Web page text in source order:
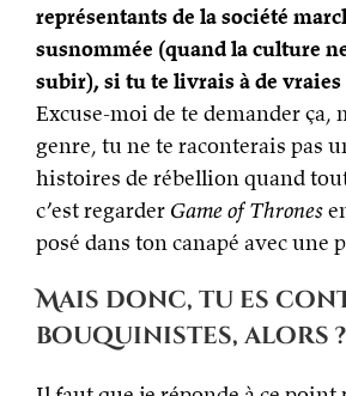
représentants de la société
susnommée (quand la culture
subir), si tu te livrais à de vraies
Excuse-moi de te demander ça,
genre, tu ne te raconterais pas
histoires de rébellion quand
c’est regarder Game of Thrones
posé dans ton canapé avec une
Mais donc, tu es
bouquinistes, alors ?